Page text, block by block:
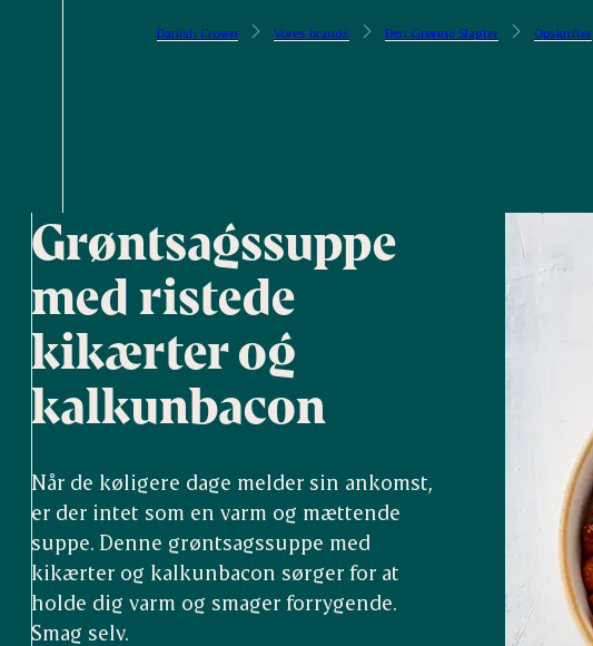
Danish Crown Vores brands Den Grønne Slagter Opskrifter
Grøntsagssuppe
med ristede
kikærter og
kalkunbacon
Når de køligere dage melder sin ankomst,
er der intet som en varm og mættende
suppe. Denne grøntsagssuppe med
kikærter og kalkunbacon sørger for at
holde dig varm og smager forrygende.
Smag selv.